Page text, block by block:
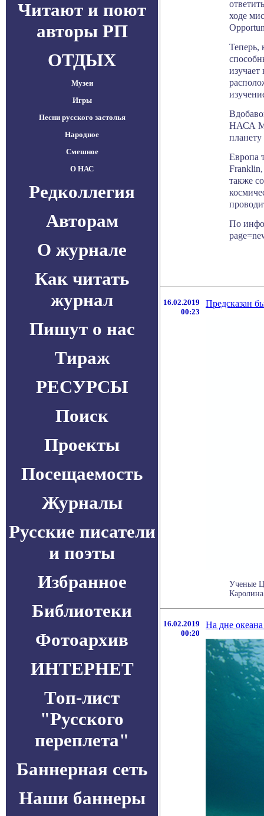
Читают и поют
авторы РП
ОТДЫХ
Музеи
Игры
Песни русского застолья
Народное
Смешное
О НАС
Редколлегия
Авторам
О журнале
Как читать
журнал
Пишут о нас
Тираж
РЕСУРСЫ
Поиск
Проекты
Посещаемость
Журналы
Русские писатели
и поэты
Избранное
Библиотеки
Фотоархив
ИНТЕРНЕТ
Топ-лист
"Русского
переплета"
Баннерная сеть
Наши баннеры
ходе
Теперь,
НАСА
Европа
также
По
16.02.2019
00:23
Предсказан
Ученые
16.02.2019
00:20
На дне